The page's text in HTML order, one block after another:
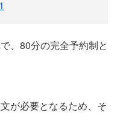
、80分の完全予約制と
が必要となるため、そ